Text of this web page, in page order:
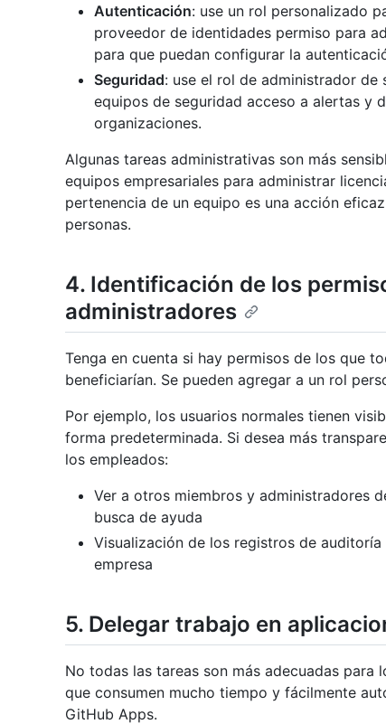
Autenticación: use un rol personalizado
proveedor de identidades permiso para
para que puedan configurar la
Seguridad: use el rol de administrador de
equipos de seguridad acceso a alertas y
organizaciones.
Algunas tareas administrativas son más
equipos empresariales para administrar
pertenencia de un equipo es una acción
personas.
4. Identificación de los
administradores
Tenga en cuenta si hay permisos de los que
beneficiarían. Se pueden agregar a un rol
Por ejemplo, los usuarios normales tienen
forma predeterminada. Si desea más
los empleados:
Ver a otros miembros y administradores
busca de ayuda
Visualización de los registros de
empresa
5. Delegar trabajo en
No todas las tareas son más adecuadas para
que consumen mucho tiempo y fácilmente
GitHub Apps.